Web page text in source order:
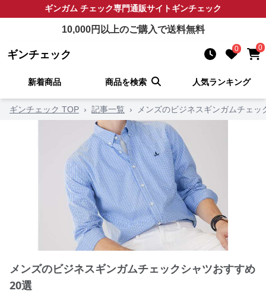
ギンガム チェック専門通販サイトギンチェック
10,000円以上のご購入で送料無料
ギンチェック 0 0
新着商品 商品を検索 人気ランキング
ギンチェック TOP › 記事一覧 › メンズのビジネスギンガムチェ
メンズのビジネスギンガムチェックシャツおすすめ
20選